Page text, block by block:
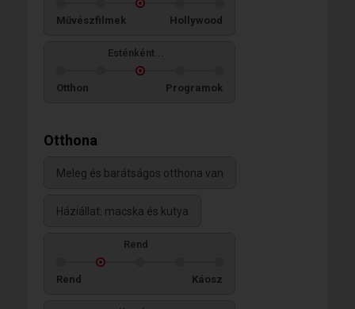
Művészfilmek Hollywood
Esténként...
Otthon Programok
Otthona
Meleg és barátságos otthona van
Háziállat: macska és kutya
Rend
Rend Káosz